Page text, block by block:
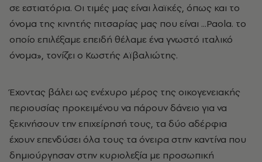
σε εστιατόρια. Οι τιμές μας είναι λαϊκές, όπως και το
όνομα της κινητής πιτσαρίας μας που είναι ...Paola. το
οποίο επιλέξαμε επειδή θέλαμε ένα γνωστό ιταλικό
όνομα», τονίζει ο Κωστής Αϊβαλιώτης.
Έχοντας βάλει ως ενέχυρο μέρος της οικογενειακής
περιουσίας προκειμένου να πάρουν δάνειο για να
ξεκινήσουν την επιχείρησή τους, τα δύο αδέρφια
έχουν επενδύσει όλα τους τα όνειρα στην καντίνα που
δημιούργησαν στην κυριολεξία με προσωπική